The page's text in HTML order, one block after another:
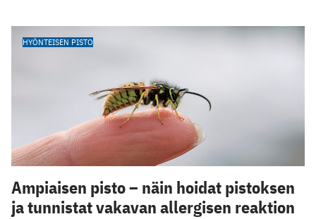
HYÖNTEISEN PISTO
Ampiaisen pisto – näin hoidat pistoksen
ja tunnistat vakavan allergisen reaktion